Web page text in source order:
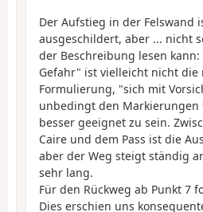
Der Aufstieg in der Felswand
ausgeschildert, aber ... nicht
der Beschreibung lesen
Gefahr" ist vielleicht nicht die
Formulierung, "sich mit
unbedingt den
besser geeignet zu sein.
Caire und dem Pass ist die
aber der Weg steigt ständig
sehr lang.
Für den Rückweg ab Punkt 7
Dies erschien uns